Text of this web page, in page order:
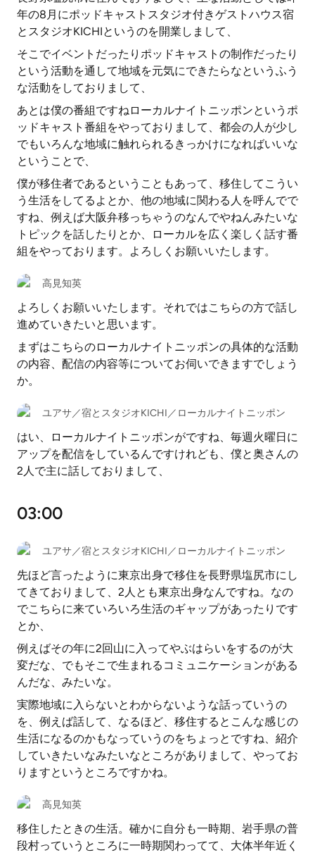
年の8月にポッドキャストスタジオ付きゲストハウス宿
とスタジオKICHIというのを開業しまして、
そこでイベントだったりポッドキャストの制作だったり
という活動を通して地域を元気にできたらなというふう
な活動をしておりまして、
あとは僕の番組ですねローカルナイトニッポンというポ
ッドキャスト番組をやっておりまして、都会の人が少し
でもいろんな地域に触れられるきっかけになればいいな
ということで、
僕が移住者であるということもあって、移住してこうい
う生活をしてるよとか、他の地域に関わる人を呼んでで
すね、例えば大阪弁移っちゃうのなんでやねんみたいな
トピックを話したりとか、ローカルを広く楽しく話す番
組をやっております。よろしくお願いいたします。
高見知英
よろしくお願いいたします。それではこちらの方で話し
進めていきたいと思います。
まずはこちらのローカルナイトニッポンの具体的な活動
の内容、配信の内容等についてお伺いできますでしょう
か。
ユアサ／宿とスタジオKICHI／ローカルナイトニッポン
はい、ローカルナイトニッポンがですね、毎週火曜日に
アップを配信をしているんですけれども、僕と奥さんの
2人で主に話しておりまして、
03:00
ユアサ／宿とスタジオKICHI／ローカルナイトニッポン
先ほど言ったように東京出身で移住を長野県塩尻市にし
てきておりまして、2人とも東京出身なんですね。なの
でこちらに来ていろいろ生活のギャップがあったりです
とか、
例えばその年に2回山に入ってやぶはらいをするのが大
変だな、でもそこで生まれるコミュニケーションがある
んだな、みたいな。
実際地域に入らないとわからないような話っていうの
を、例えば話して、なるほど、移住するとこんな感じの
生活になるのかもなっていうのをちょっとですね、紹介
していきたいなみたいなところがありまして、やってお
りますというところですかね。
高見知英
移住したときの生活。確かに自分も一時期、岩手県の普
段村っていうところに一時期関わってて、大体半年近く